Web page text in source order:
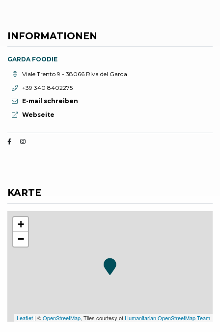
INFORMATIONEN
GARDA FOODIE
aria.location:
Viale Trento 9 - 38066 Riva del Garda
aria.phone:
+39 340 8402275
E-mail schreiben
aria.website:
Webseite
KARTE
+
−
Leaflet | ©OpenStreetMap, Tiles courtesy of Humanitarian OpenStreetMap Team